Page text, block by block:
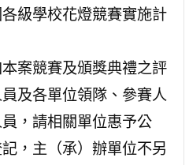
級學校花燈競賽實施計
案競賽及頒獎典禮之評
及各單位領隊、參賽人
，請相關單位惠予公
記，主（承）辦單位不另